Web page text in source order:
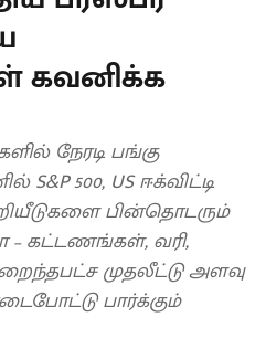
கவனிக்க
நேரடி பங்கு
500, US ஈக்விட்டி
பின்தொடரும்
– கட்டணங்கள், வரி,
முதலீட்டு அளவு
பார்க்கும்